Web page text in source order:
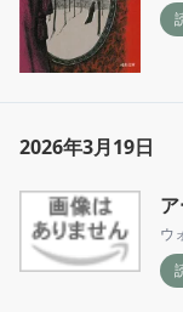
2026年3月19日
ウ